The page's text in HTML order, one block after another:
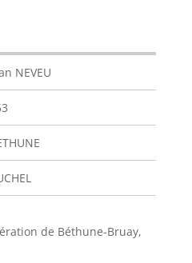
NEVEU
de Béthune-Bruay,